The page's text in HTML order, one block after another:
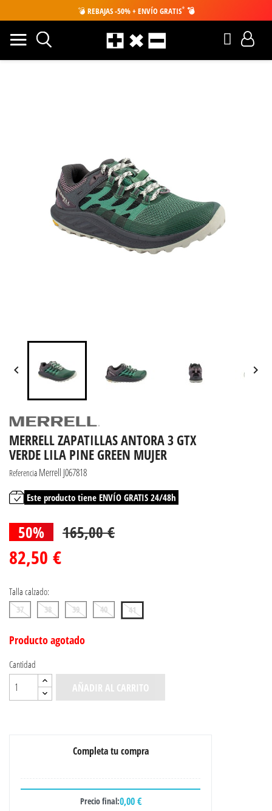
💣 REBAJAS -50% + ENVÍO GRATIS* 💣
 
MERRELL ZAPATILLAS ANTORA 3 GTX
VERDE LILA PINE GREEN MUJER
Referencia Merrell J067818
Este producto tiene ENVÍO GRATIS 24/48h
50% 165,00 €
82,50 €
Talla calzado:
37 38 39 40 41
Producto agotado
Cantidad
AÑADIR AL CARRITO
Completa tu compra
Precio final:0,00 €